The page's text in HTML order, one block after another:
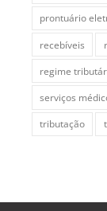
prontuário
recebíveis
regime
serviços
tributação